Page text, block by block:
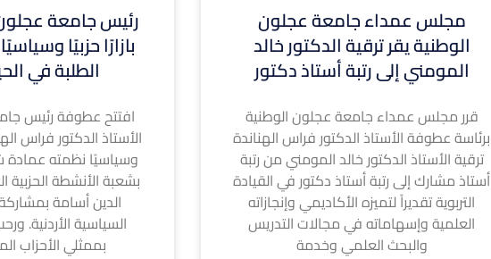
مجلس عمداء جامعة عجلون
الوطنية يقر ترقية الدكتور خالد
المومني إلى رتبة أستاذ دكتور
قرر مجلس عمداء جامعة عجلون الوطنية
برئاسة عطوفة الأستاذ الدكتور فراس الهناندة
ترقية الأستاذ الدكتور خالد المومني من رتبة
أستاذ مشارك إلى رتبة أستاذ دكتور في القيادة
التربوية تقديراً لتميزه الأكاديمي وإنجازاته
العلمية وإسهاماته في مجالات التدريس
والبحث العلمي وخدمة
رئيس جامعة
بازارًا حزبيًا
الطلبة في
افتتح عطوفة رئيس
الأستاذ الدكتور فراس
وسياسيًا نظمته عمادة
بشعبة الأنشطة الحزبية
الدين أسامة
السياسية الأردنية.
بممثلي الأحزاب